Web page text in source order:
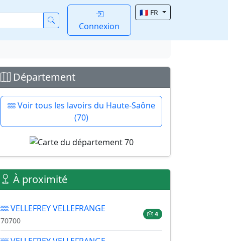
Connexion
🇫🇷 FR
Département
Voir tous les lavoirs du Haute-Saône
(70)
À proximité
VELLEFREY VELLEFRANGE
70700
4